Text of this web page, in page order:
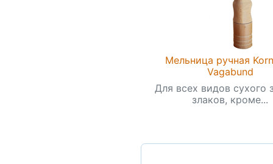
Мельница ручная
Vagabund
Для всех видов сухого
злаков, кроме...